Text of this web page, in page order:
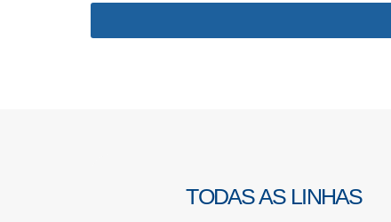
TODAS AS LINHAS